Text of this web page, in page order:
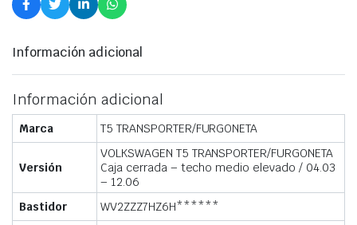
Información adicional
Información adicional
Marca T5 TRANSPORTER/FURGONETA
Versión
VOLKSWAGEN T5 TRANSPORTER/FURGONETA
Caja cerrada – techo medio elevado / 04.03
– 12.06
Bastidor
WV2ZZZ7HZ6H******